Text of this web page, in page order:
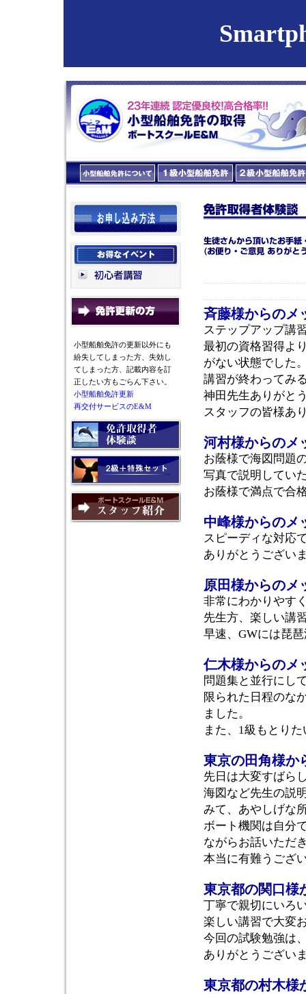
斉藤様からのメ
ステップアップ講
最初の資格習得よ
がない状態でした
講習が終わってみ
神田先生ありがと
スタッフの皆様あ
河村様からのメ
お蔭様で海図問題
写真で説明してい
お蔭様で満点で合
中峰様からのメ
スピーディな対応
ありがとうござい
原田様からのメ
非常にわかりやす
先生方、楽しい講
早速、GWには琵
仁木様からのメ
問題集と並行にし
限られた日程のな
ました。
また、1級もとり
東京の田角様か
先日は大変すばら
海図など先生の説
みて、あやしげな
ボート機関は自分
ながらお話いただ
本当に有難うござ
東京都の関口
丁寧で親切にいろ
楽しい講習で大変
今回の試験勉強は
ありがとうござい
東京都の村木
小型船舶免許の更新以外にも
紛失してしまった方、失効し
てしまった方、記載内容を訂
正したい方もごらん下さい。
小型船舶免許更新
再交付サービスのE&M